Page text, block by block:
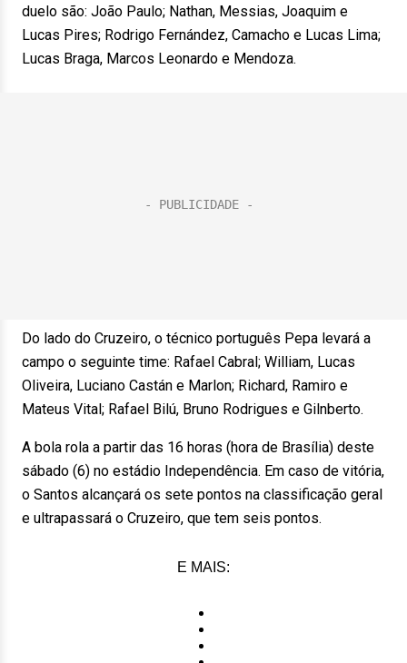
duelo são: João Paulo; Nathan, Messias, Joaquim e
Lucas Pires; Rodrigo Fernández, Camacho e Lucas Lima;
Lucas Braga, Marcos Leonardo e Mendoza.
Do lado do Cruzeiro, o técnico português Pepa levará a
campo o seguinte time: Rafael Cabral; William, Lucas
Oliveira, Luciano Castán e Marlon; Richard, Ramiro e
Mateus Vital; Rafael Bilú, Bruno Rodrigues e Gilnberto.
A bola rola a partir das 16 horas (hora de Brasília) deste
sábado (6) no estádio Independência. Em caso de vitória,
o Santos alcançará os sete pontos na classificação geral
e ultrapassará o Cruzeiro, que tem seis pontos.
E MAIS: